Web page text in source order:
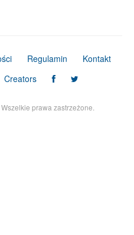
Regulamin
Kontakt
Creators
prawa zastrzeżone.